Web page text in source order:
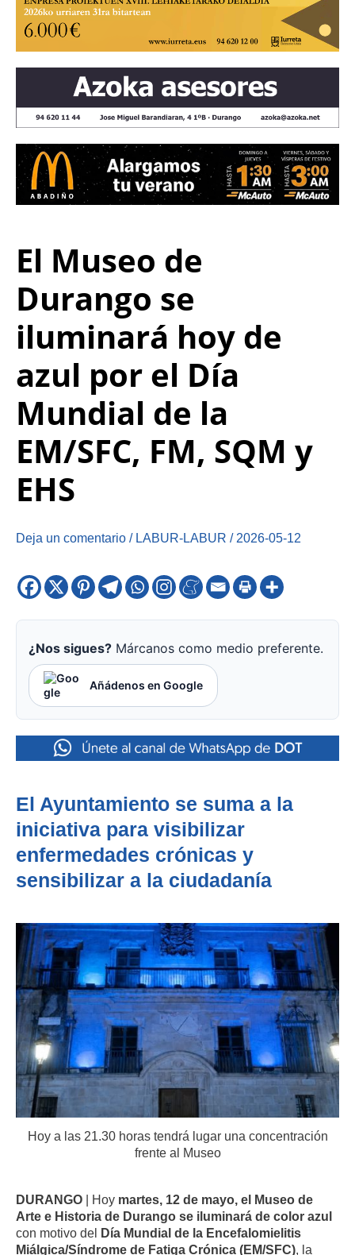
El Museo de
Durango se
iluminará hoy de
azul por el Día
Mundial de la
EM/SFC, FM, SQM y
EHS
Deja un comentario / LABUR-LABUR / 2026-05-12
¿Nos sigues? Márcanos como medio preferente.
Añádenos en Google
El Ayuntamiento se suma a la
iniciativa para visibilizar
enfermedades crónicas y
sensibilizar a la ciudadanía
Hoy a las 21.30 horas tendrá lugar una concentración
frente al Museo
DURANGO | Hoy martes, 12 de mayo, el Museo de
Arte e Historia de Durango se iluminará de color azul
con motivo del Día Mundial de la Encefalomielitis
Miálgica/Síndrome de Fatiga Crónica (EM/SFC), la